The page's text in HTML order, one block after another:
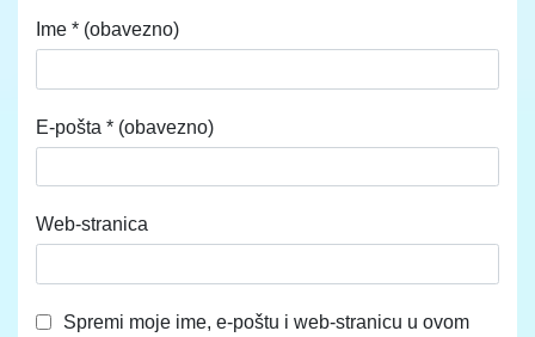
Ime * (obavezno)
E-pošta * (obavezno)
Web-stranica
Spremi moje ime, e-poštu i web-stranicu u ovom